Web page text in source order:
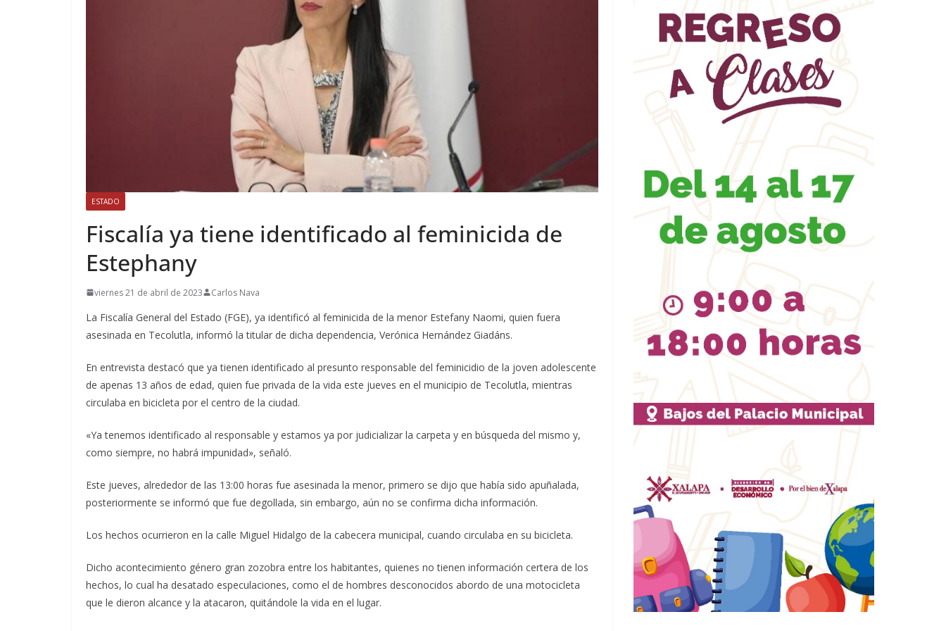
ESTADO
Fiscalía ya tiene identificado al feminicida de
Estephany
viernes 21 de abril de 2023 Carlos Nava
La Fiscalía General del Estado (FGE), ya identificó al feminicida de la menor Estefany Naomi, quien fuera
asesinada en Tecolutla, informó la titular de dicha dependencia, Verónica Hernández Giadáns.
En entrevista destacó que ya tienen identificado al presunto responsable del feminicidio de la joven adolescente
de apenas 13 años de edad, quien fue privada de la vida este jueves en el municipio de Tecolutla, mientras
circulaba en bicicleta por el centro de la ciudad.
«Ya tenemos identificado al responsable y estamos ya por judicializar la carpeta y en búsqueda del mismo y,
como siempre, no habrá impunidad», señaló.
Este jueves, alrededor de las 13:00 horas fue asesinada la menor, primero se dijo que había sido apuñalada,
posteriormente se informó que fue degollada, sin embargo, aún no se confirma dicha información.
Los hechos ocurrieron en la calle Miguel Hidalgo de la cabecera municipal, cuando circulaba en su bicicleta.
Dicho acontecimiento género gran zozobra entre los habitantes, quienes no tienen información certera de los
hechos, lo cual ha desatado especulaciones, como el de hombres desconocidos abordo de una motocicleta
que le dieron alcance y la atacaron, quitándole la vida en el lugar.